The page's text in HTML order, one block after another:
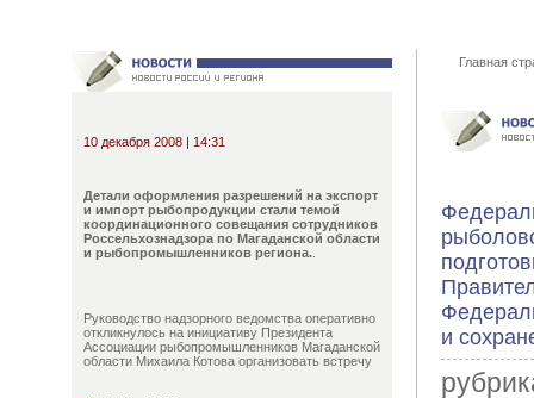
10 декабря 2008 | 14:31
Детали оформления разрешений на экспорт
и импорт рыбопродукции стали темой
координационного совещания сотрудников
Россельхознадзора по Магаданской области
и рыбопромышленников региона.
Руководство надзорного ведомства оперативно
откликнулось на инициативу Президента
Ассоциации рыбопромышленников Магаданской
области Михаила Котова организовать встречу
Главная
и